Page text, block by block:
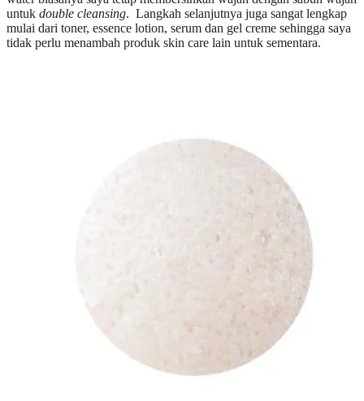
untuk double cleansing. Langkah selanjutnya juga sangat lengkap
mulai dari toner, essence lotion, serum dan gel creme sehingga saya
tidak perlu menambah produk skin care lain untuk sementara.